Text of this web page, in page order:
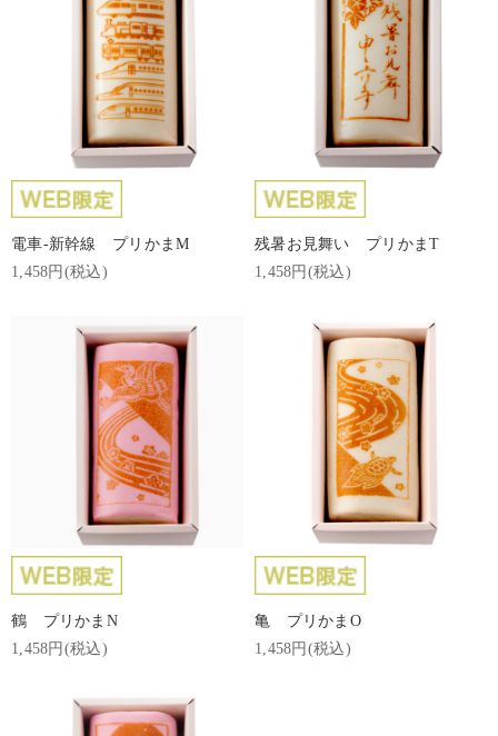
電車-新幹線 プリかまM
1,458円(税込)
残暑お見舞い プリかまT
1,458円(税込)
鶴 プリかまN
1,458円(税込)
亀 プリかまO
1,458円(税込)